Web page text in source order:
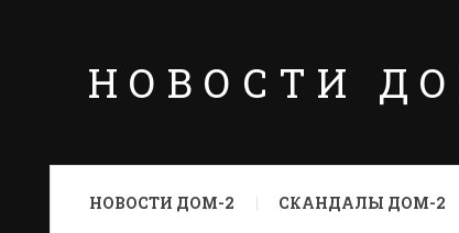
НОВОСТИ
НОВОСТИ ДОМ-2 СКАНДАЛЫ ДОМ-2